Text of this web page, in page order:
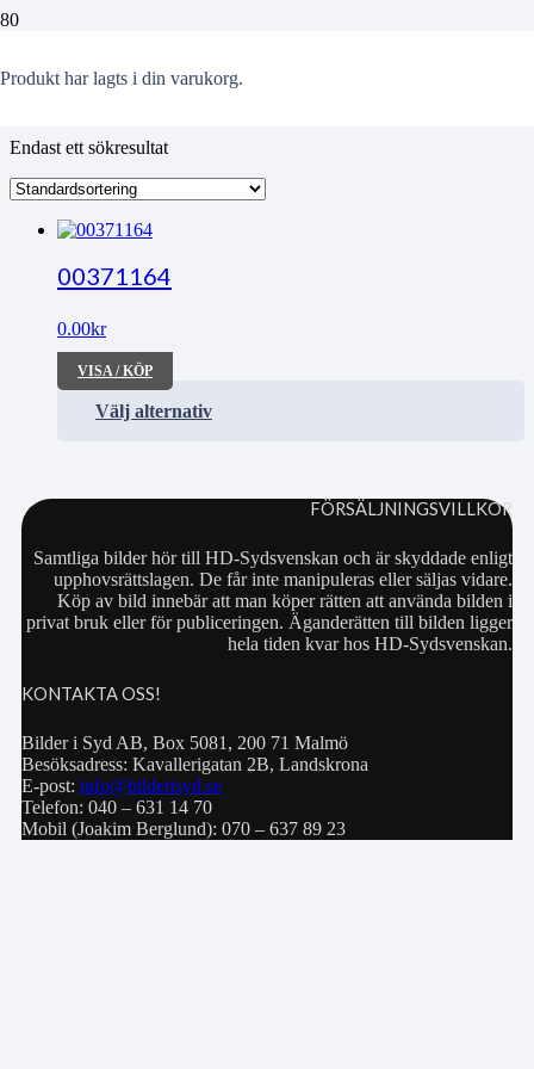
Produkt har lagts i din varukorg.
Strandbergh
Endast ett sökresultat
00371164
0.00kr
VISA / KÖP
Välj alternativ
FÖRSÄLJNINGSVILLKOR
Samtliga bilder hör till HD-Sydsvenskan och är skyddade enligt
upphovsrättslagen. De får inte manipuleras eller säljas vidare.
Köp av bild innebär att man köper rätten att använda bilden i
privat bruk eller för publiceringen. Äganderätten till bilden ligger
hela tiden kvar hos HD-Sydsvenskan.
KONTAKTA OSS!
Bilder i Syd AB, Box 5081, 200 71 Malmö
Besöksadress: Kavallerigatan 2B, Landskrona
E-post: info@bilderisyd.se
Telefon: 040 – 631 14 70
Mobil (Joakim Berglund): 070 – 637 89 23